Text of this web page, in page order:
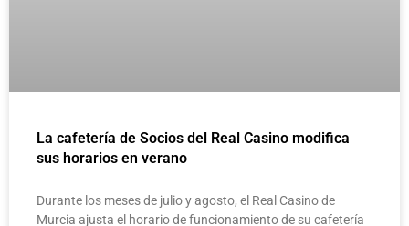
La cafetería de Socios del Real Casino modifica
sus horarios en verano
Durante los meses de julio y agosto, el Real Casino de
Murcia ajusta el horario de funcionamiento de su cafetería